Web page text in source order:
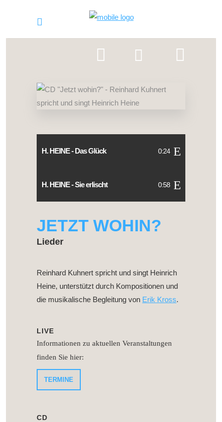
H. HEINE - Das Glück 0:24
H. HEINE - Sie erlischt 0:58
JETZT WOHIN?
Lieder
Reinhard Kuhnert spricht und singt Heinrich
Heine, unterstützt durch Kompositionen und
die musikalische Begleitung von Erik Kross.
LIVE
Informationen zu aktuellen Veranstaltungen
finden Sie hier:
TERMINE
CD